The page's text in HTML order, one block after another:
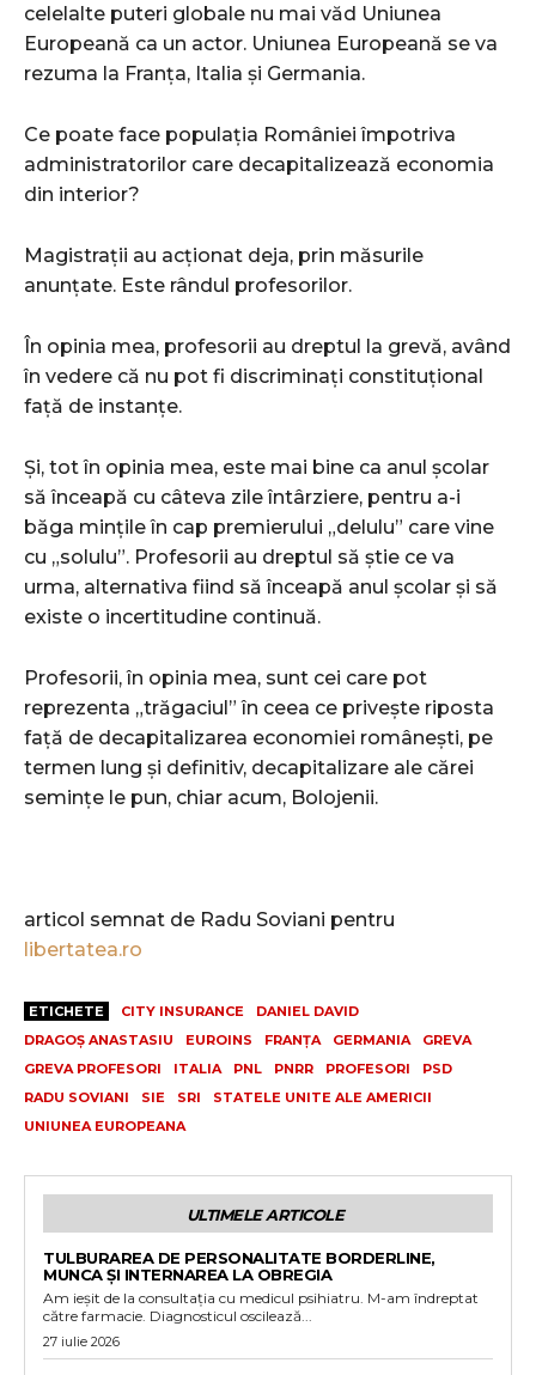
celelalte puteri globale nu mai văd Uniunea
Europeană ca un actor. Uniunea Europeană se va
rezuma la Franța, Italia și Germania.
Ce poate face populația României împotriva
administratorilor care decapitalizează economia
din interior?
Magistrații au acționat deja, prin măsurile
anunțate. Este rândul profesorilor.
În opinia mea, profesorii au dreptul la grevă, având
în vedere că nu pot fi discriminați constituțional
față de instanțe.
Și, tot în opinia mea, este mai bine ca anul școlar
să înceapă cu câteva zile întârziere, pentru a-i
băga mințile în cap premierului „delulu” care vine
cu „solulu”. Profesorii au dreptul să știe ce va
urma, alternativa fiind să înceapă anul școlar și să
existe o incertitudine continuă.
Profesorii, în opinia mea, sunt cei care pot
reprezenta „trăgaciul” în ceea ce privește riposta
față de decapitalizarea economiei românești, pe
termen lung și definitiv, decapitalizare ale cărei
semințe le pun, chiar acum, Bolojenii.
articol semnat de Radu Soviani pentru
libertatea.ro
ETICHETE CITY INSURANCE
DANIEL DAVID
DRAGOȘ ANASTASIU
EUROINS FRANȚA GERMANIA
GREVA
GREVA PROFESORI
ITALIA PNL PNRR PROFESORI
PSD
RADU SOVIANI
SIE SRI
STATELE UNITE ALE AMERICII
UNIUNEA EUROPEANA
ULTIMELE ARTICOLE
TULBURAREA DE PERSONALITATE BORDERLINE,
MUNCA ȘI INTERNAREA LA OBREGIA
Am ieșit de la consultația cu medicul psihiatru. M-am îndreptat
către farmacie. Diagnosticul oscilează...
27 iulie 2026